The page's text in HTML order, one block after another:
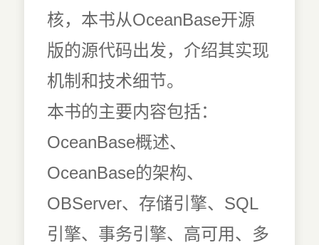
核，本书从OceanBase开源
版的源代码出发，介绍其实现
机制和技术细节。
本书的主要内容包括：
OceanBase概述、
OceanBase的架构、
OBServer、存储引擎、SQL
引擎、事务引擎、高可用、多